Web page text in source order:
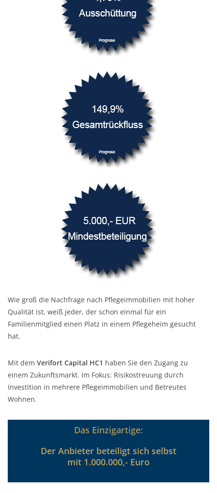
Wie groß die Nachfrage nach Pflegeimmobilien mit hoher
Qualität ist, weiß jeder, der schon einmal für ein
Familienmitglied einen Platz in einem Pflegeheim gesucht
hat.
Mit dem Verifort Capital HC1 haben Sie den Zugang zu
einem Zukunftsmarkt. Im Fokus: Risikostreuung durch
Investition in mehrere Pflegeimmobilien und Betreutes
Wohnen.
Das Einzigartige:
Der Anbieter beteiligt sich selbst
mit 1.000.000,- Euro